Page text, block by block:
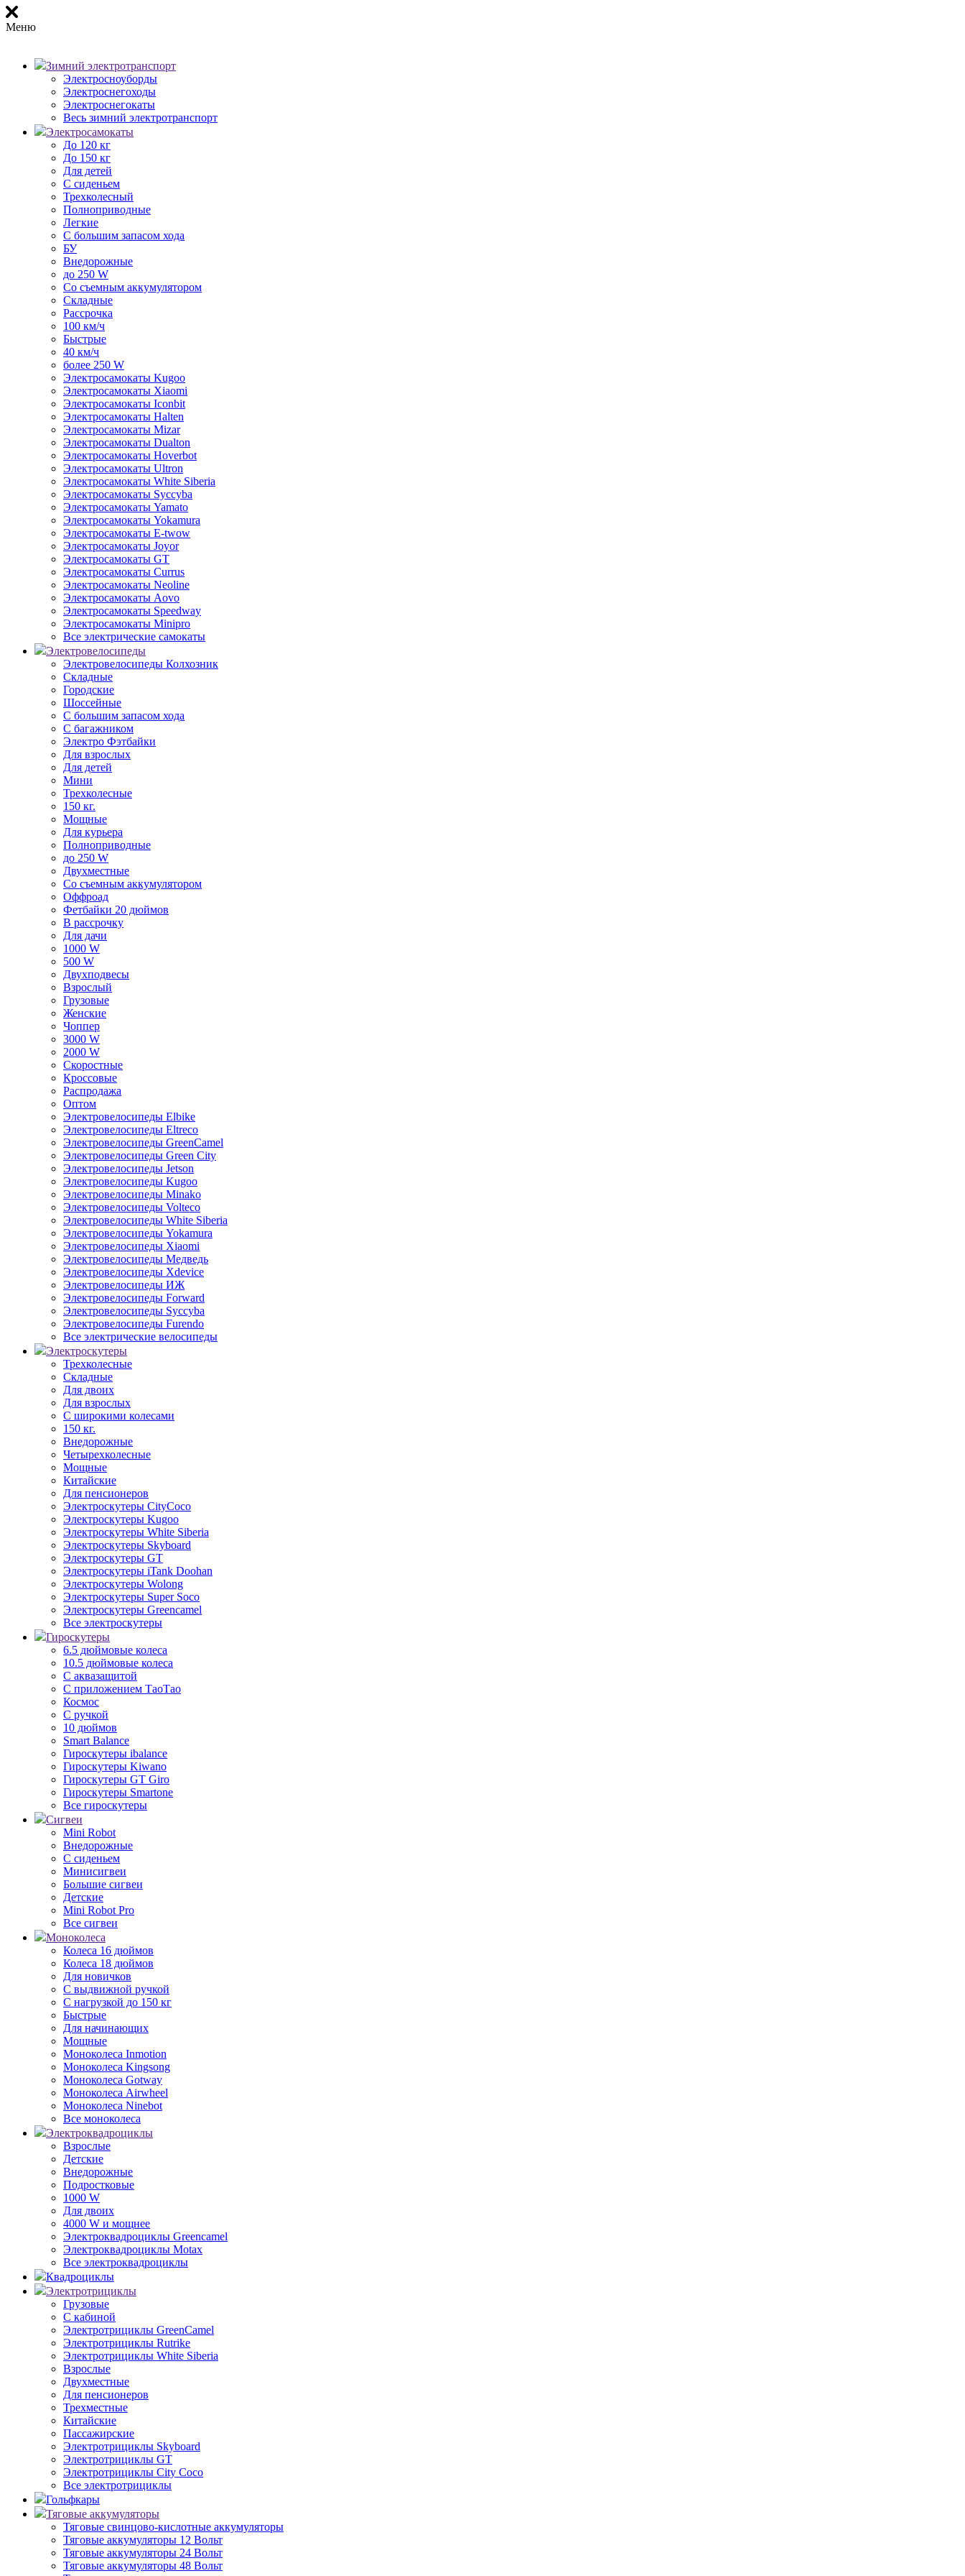
Меню
Зимний электротранспорт
Электросноуборды
Электроснегоходы
Электроснегокаты
Весь зимний электротранспорт
Электросамокаты
До 120 кг
До 150 кг
Для детей
С сиденьем
Трехколесный
Полноприводные
Легкие
С большим запасом хода
БУ
Внедорожные
до 250 W
Со съемным аккумулятором
Складные
Рассрочка
100 км/ч
Быстрые
40 км/ч
более 250 W
Электросамокаты Kugoo
Электросамокаты Xiaomi
Электросамокаты Iconbit
Электросамокаты Halten
Электросамокаты Mizar
Электросамокаты Dualton
Электросамокаты Hoverbot
Электросамокаты Ultron
Электросамокаты White Siberia
Электросамокаты Syccyba
Электросамокаты Yamato
Электросамокаты Yokamura
Электросамокаты E-twow
Электросамокаты Joyor
Электросамокаты GT
Электросамокаты Currus
Электросамокаты Neoline
Электросамокаты Aovo
Электросамокаты Speedway
Электросамокаты Minipro
Все электрические самокаты
Электровелосипеды
Электровелосипеды Колхозник
Складные
Городские
Шоссейные
С большим запасом хода
С багажником
Электро Фэтбайки
Для взрослых
Для детей
Мини
Трехколесные
150 кг.
Мощные
Для курьера
Полноприводные
до 250 W
Двухместные
Со съемным аккумулятором
Оффроад
Фетбайки 20 дюймов
В рассрочку
Для дачи
1000 W
500 W
Двухподвесы
Взрослый
Грузовые
Женские
Чоппер
3000 W
2000 W
Скоростные
Кроссовые
Распродажа
Оптом
Электровелосипеды Elbike
Электровелосипеды Eltreco
Электровелосипеды GreenCamel
Электровелосипеды Green City
Электровелосипеды Jetson
Электровелосипеды Kugoo
Электровелосипеды Minako
Электровелосипеды Volteco
Электровелосипеды White Siberia
Электровелосипеды Yokamura
Электровелосипеды Xiaomi
Электровелосипеды Медведь
Электровелосипеды Xdevice
Электровелосипеды ИЖ
Электровелосипеды Forward
Электровелосипеды Syccyba
Электровелосипеды Furendo
Все электрические велосипеды
Электроскутеры
Трехколесные
Складные
Для двоих
Для взрослых
С широкими колесами
150 кг.
Внедорожные
Четырехколесные
Мощные
Китайские
Для пенсионеров
Электроскутеры CityCoco
Электроскутеры Kugoo
Электроскутеры White Siberia
Электроскутеры Skyboard
Электроскутеры GT
Электроскутеры iTank Doohan
Электроскутеры Wolong
Электроскутеры Super Soco
Электроскутеры Greencamel
Все электроскутеры
Гироскутеры
6.5 дюймовые колеса
10.5 дюймовые колеса
С аквазащитой
С приложением ТаоТао
Космос
С ручкой
10 дюймов
Smart Balance
Гироскутеры ibalance
Гироскутеры Kiwano
Гироскутеры GT Giro
Гироскутеры Smartone
Все гироскутеры
Сигвеи
Mini Robot
Внедорожные
С сиденьем
Минисигвеи
Большие сигвеи
Детские
Mini Robot Pro
Все сигвеи
Моноколеса
Колеса 16 дюймов
Колеса 18 дюймов
Для новичков
С выдвижной ручкой
С нагрузкой до 150 кг
Быстрые
Для начинающих
Мощные
Моноколеса Inmotion
Моноколеса Kingsong
Моноколеса Gotway
Моноколеса Airwheel
Моноколеса Ninebot
Все моноколеса
Электроквадроциклы
Взрослые
Детские
Внедорожные
Подростковые
1000 W
Для двоих
4000 W и мощнее
Электроквадроциклы Greencamel
Электроквадроциклы Motax
Все электроквадроциклы
Квадроциклы
Электротрициклы
Грузовые
С кабиной
Электротрициклы GreenCamel
Электротрициклы Rutrike
Электротрициклы White Siberia
Взрослые
Двухместные
Для пенсионеров
Трехместные
Китайские
Пассажирские
Электротрициклы Skyboard
Электротрициклы GT
Электротрициклы City Coco
Все электротрициклы
Гольфкары
Тяговые аккумуляторы
Тяговые свинцово-кислотные аккумуляторы
Тяговые аккумуляторы 12 Вольт
Тяговые аккумуляторы 24 Вольт
Тяговые аккумуляторы 48 Вольт